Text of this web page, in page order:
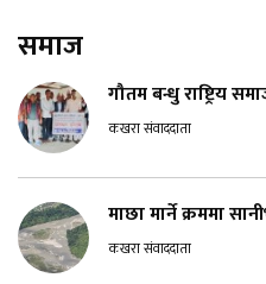
समाज
गौतम बन्धु राष्ट्रिय
कखरा संवाददाता
माछा मार्ने क्रममा
कखरा संवाददाता